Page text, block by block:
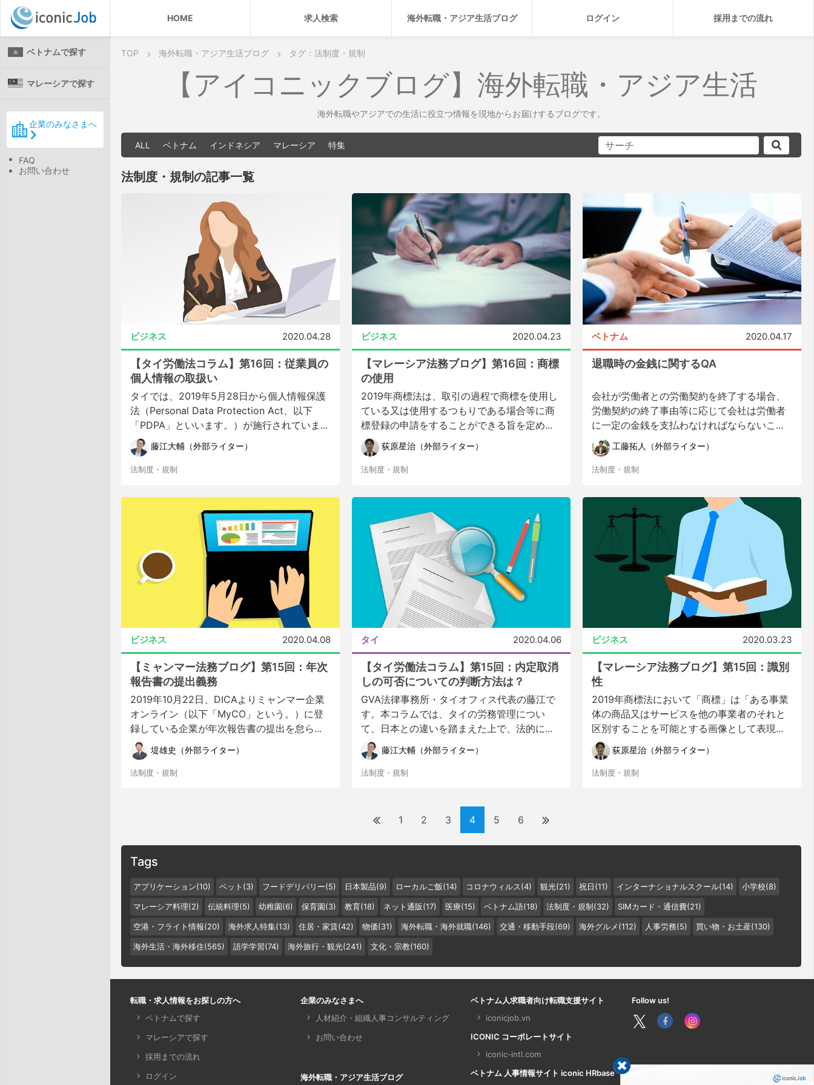
HOME 求人検索 海外転職・アジア生活ブログ ログイン 採用までの流れ
ベトナムで探す
マレーシアで探す
企業のみなさまへ
FAQ
お問い合わせ
TOP 海外転職・アジア生活ブログ タグ：法制度・規制
【アイコニックブログ】海外転職・アジア生活
海外転職やアジアでの生活に役立つ情報を現地からお届けするブログです。
ALL ベトナム インドネシア マレーシア 特集
法制度・規制の記事一覧
ビジネス 2020.04.28
【タイ労働法コラム】第16回：従業員の
個人情報の取扱い
タイでは、2019年5月28日から個人情報保護
法（Personal Data Protection Act、以下
「PDPA」といいます。）が施行されていま...
藤江大輔（外部ライター）
法制度・規制
ビジネス 2020.04.23
【マレーシア法務ブログ】第16回：商標
の使用
2019年商標法は、取引の過程で商標を使用し
ている又は使用するつもりである場合等に商
標登録の申請をすることができる旨を定め...
荻原星治（外部ライター）
法制度・規制
ベトナム 2020.04.17
退職時の金銭に関するQA
会社が労働者との労働契約を終了する場合、
労働契約の終了事由等に応じて会社は労働者
に一定の金銭を支払わなければならないこ...
工藤拓人（外部ライター）
法制度・規制
ビジネス 2020.04.08
【ミャンマー法務ブログ】第15回：年次
報告書の提出義務
2019年10月22日、DICAよりミャンマー企業
オンライン（以下「MyCO」という。）に登
録している企業が年次報告書の提出を怠ら...
堤雄史（外部ライター）
法制度・規制
タイ 2020.04.06
【タイ労働法コラム】第15回：内定取消
しの可否についての判断方法は？
GVA法律事務所・タイオフィス代表の藤江で
す。本コラムでは、タイの労務管理につい
て、日本との違いを踏まえた上で、法的に...
藤江大輔（外部ライター）
法制度・規制
ビジネス 2020.03.23
【マレーシア法務ブログ】第15回：識別
性
2019年商標法において「商標」は「ある事業
体の商品又はサービスを他の事業者のそれと
区別することを可能とする画像として表現...
荻原星治（外部ライター）
法制度・規制
1 2 3 4 5 6
Tags
アプリケーション(10) ペット(3) フードデリバリー(5) 日本製品(9) ローカルご飯(14) コロナウィルス(4) 観光(21) 祝日(11) インターナショナルスクール(14) 小学校(8)
マレーシア料理(2) 伝統料理(5) 幼稚園(6) 保育園(3) 教育(18) ネット通販(17) 医療(15) ベトナム語(18) 法制度・規制(32) SIMカード・通信費(21)
空港・フライト情報(20) 海外求人特集(13) 住居・家賃(42) 物価(31) 海外転職・海外就職(146) 交通・移動手段(69) 海外グルメ(112) 人事労務(5) 買い物・お土産(130)
海外生活・海外移住(565) 語学学習(74) 海外旅行・観光(241) 文化・宗教(160)
転職・求人情報をお探しの方へ
ベトナムで探す
マレーシアで探す
採用までの流れ
ログイン
企業のみなさまへ
人材紹介・組織人事コンサルティング
お問い合わせ
海外転職・アジア生活ブログ
ベトナム人求職者向け転職支援サイト
iconicjob.vn
ICONIC コーポレートサイト
iconic-intl.com
ベトナム 人事情報サイト iconic HRbase
Follow us!